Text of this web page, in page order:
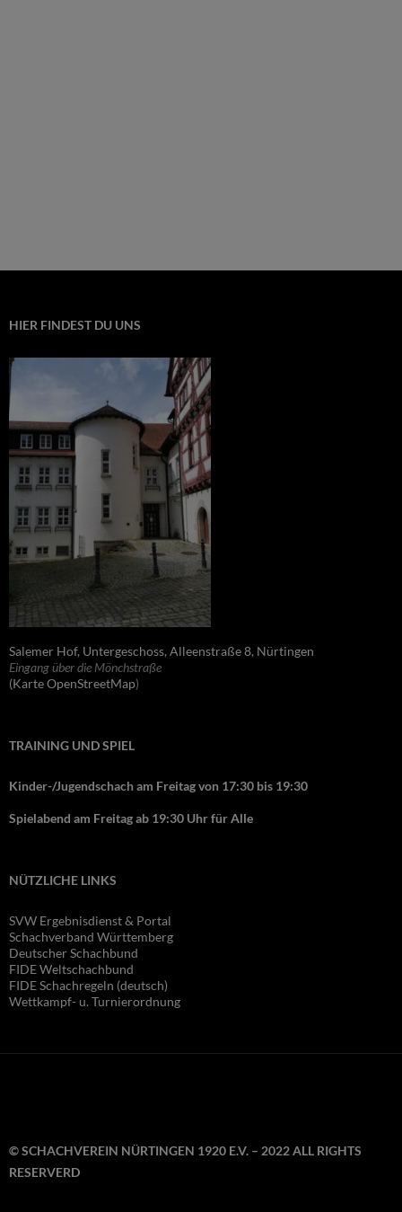
HIER FINDEST DU UNS
Salemer Hof, Untergeschoss, Alleenstraße 8, Nürtingen
Eingang über die Mönchstraße
(Karte OpenStreetMap)
TRAINING UND SPIEL
Kinder-/Jugendschach am Freitag von 17:30 bis 19:30
Spielabend am Freitag ab 19:30 Uhr für Alle
NÜTZLICHE LINKS
SVW Ergebnisdienst & Portal
Schachverband Württemberg
Deutscher Schachbund
FIDE Weltschachbund
FIDE Schachregeln (deutsch)
Wettkampf- u. Turnierordnung
© SCHACHVEREIN NÜRTINGEN 1920 E.V. – 2022 ALL RIGHTS
RESERVERD